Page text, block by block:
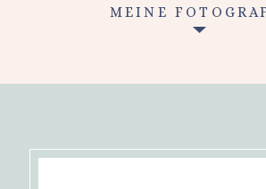
MEINE